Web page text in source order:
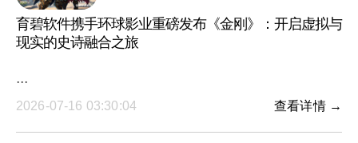
育碧软件携手环球影业重磅发布《金刚》：开启虚拟与
现实的史诗融合之旅
···
2026-07-16 03:30:04
查看详情 →